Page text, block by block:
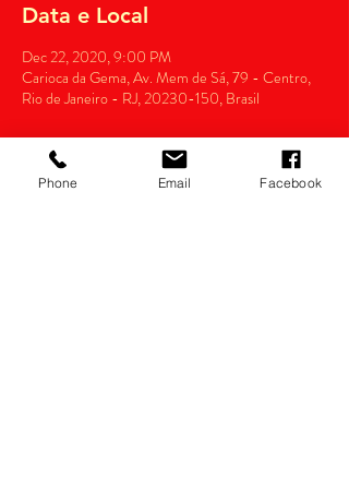
Data e Local
Dec 22, 2020, 9:00 PM
Carioca da Gema, Av. Mem de Sá, 79 - Centro,
Rio de Janeiro - RJ, 20230-150, Brasil
Phone Email Facebook